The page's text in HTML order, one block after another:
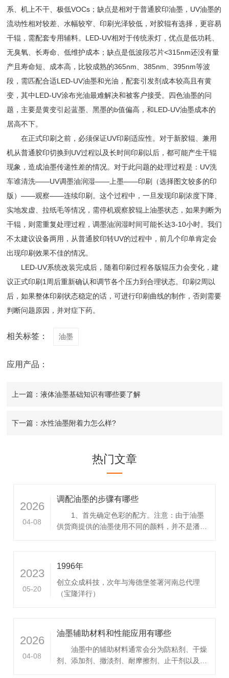
系、机上不干、极低VOCs；缺点是相对于普通胶印油墨，UV油墨的
流动性相对较差、水幅较窄、印刷光泽较低，对胶辊有选择，更容易
干辊，需配套专用辅料。LED-UV相对于传统汞灯，优点是低功耗、
无臭氧、长寿命、低维护成本；缺点是低波段芯片<315nm还没有量
产且寿命短、成本高，比较成熟的365nm、385nm、395nm等波
段，需匹配合适LED-UV油墨和光油，配套引发剂成本较高且有黄
变，其中LED-UV涂布光油最难解决和被客户接受。四色油墨的问
题，主要是黄变引起蓝墨、黑墨的b值偏高，和LED-UV油墨成本的
居高不下。
在正式印刷之前，必须保证UV印刷适应性。对于新胶辊、兼用
机从普通胶印切换到UV过程以及长时间印刷以后，都可能产生干辊
现象，造成油墨传递性差的情况。对于此问题的处理过程是：UV洗
车谁清洗——UV调墨油润湿——上墨——印刷（选择图文较多的印
版）——观察——连续印刷。这个过程中，一旦发现印刷浓度下降、
实地发虚、拉纸毛等情况，需停机观察胶辊上油墨状态，如果判断为
干辊，则需重复处理过程，调墨油润湿时间可能长达3-10小时。我们
不太建议设备两用，从普通胶印转UV的过程中，前几个印单肯定会
出现印刷效果不佳的情况。
LED-UV系统改装完成后，随着印刷过程各版辊压力会变化，建
议正式印刷1周后重新确认和调节各个压力到合理状态。印刷2周以
后，如果整体印刷状态稳定的话，可进行印刷曲线的制作，否则需要
判断问题原因，并对症下药。
相关标签： 油墨
应用产品：
上一篇：液体油墨基础知识有哪些要了解
下一篇：水性油墨附着力怎么样?
热门文章
2026
04-08
调配油墨的步骤有哪些
1、首先确定色彩的配方。注意：由于油墨
供货商提供的油墨使用不同的颜料，并不是潘通
2023
05-20
1996年
创立众成科技，次年与海德堡签署河南总代理
（宝隆洋行）
2026
04-08
油墨辅助材料和性能应用有哪些
油墨中的辅助材料通常会分为防粘剂、干燥
剂、添加剂、撤淡剂、耐摩擦剂、止干剂以及亮